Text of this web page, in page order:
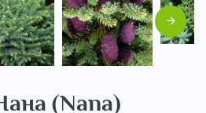
Вперед
(Nana)